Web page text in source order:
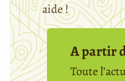
aide !
A partir
Toute